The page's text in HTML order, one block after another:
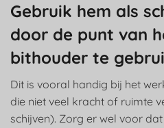
Gebruik hem als
door de punt van
bithouder te
Dit is vooral handig bij het
die niet veel kracht of ruimte
schijven). Zorg er wel voor